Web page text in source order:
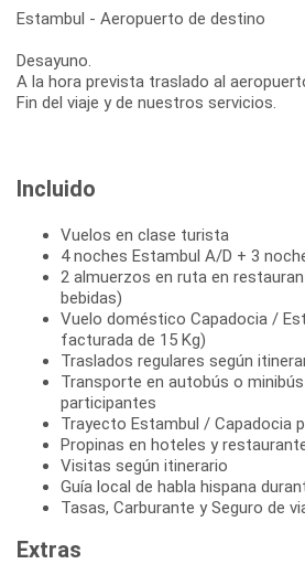
Estambul - Aeropuerto de destino
Desayuno.
A la hora prevista traslado al
Fin del viaje y de nuestros servicios.
Incluido
Vuelos en clase turista
4 noches Estambul A/D + 3
2 almuerzos en ruta en
bebidas)
Vuelo doméstico Capadocia /
facturada de 15 Kg)
Traslados regulares según
Transporte en autobús o
participantes
Trayecto Estambul / Capadocia
Propinas en hoteles y
Visitas según itinerario
Guía local de habla hispana
Tasas, Carburante y Seguro de
Extras